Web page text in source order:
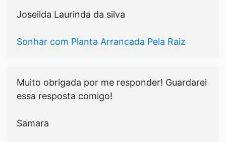
Joseilda Laurinda da silva
Sonhar com Planta Arrancada Pela Raiz
Muito obrigada por me responder! Guardarei
essa resposta comigo!
Samara